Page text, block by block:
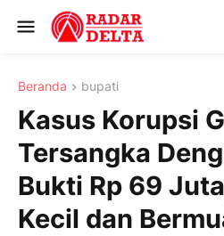
Beranda bupati
Kasus Korupsi
Tersangka
Bukti Rp 69
Kecil dan